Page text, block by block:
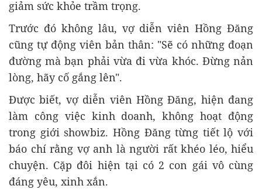
giảm sức khỏe trầm trọng.
Trước đó không lâu, vợ diễn viên Hồng Đăng
cũng tự động viên bản thân: "Sẽ có những đoạn
đường mà bạn phải vừa đi vừa khóc. Đừng nản
lòng, hãy cố gắng lên".
Được biết, vợ diễn viên Hồng Đăng, hiện đang
làm công việc kinh doanh, không hoạt động
trong giới showbiz. Hồng Đăng từng tiết lộ với
báo chí rằng vợ anh là người rất khéo léo, hiểu
chuyện. Cặp đôi hiện tại có 2 con gái vô cùng
đáng yêu, xinh xắn.